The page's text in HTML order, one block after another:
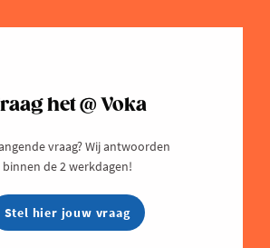
het @ Voka
vraag? Wij antwoorden
binnen de 2 werkdagen!
Stel hier jouw vraag